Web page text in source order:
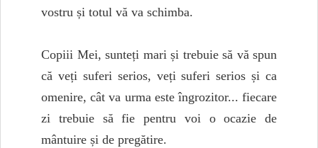
vostru și totul vă va schimba.
Copiii Mei, sunteți mari și trebuie să vă spun
că veți suferi serios, veți suferi serios și ca
omenire, cât va urma este îngrozitor... fiecare
zi trebuie să fie pentru voi o ocazie de
mântuire și de pregătire.